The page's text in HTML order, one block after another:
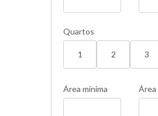
Quartos
1 2 3
Área mínima Área